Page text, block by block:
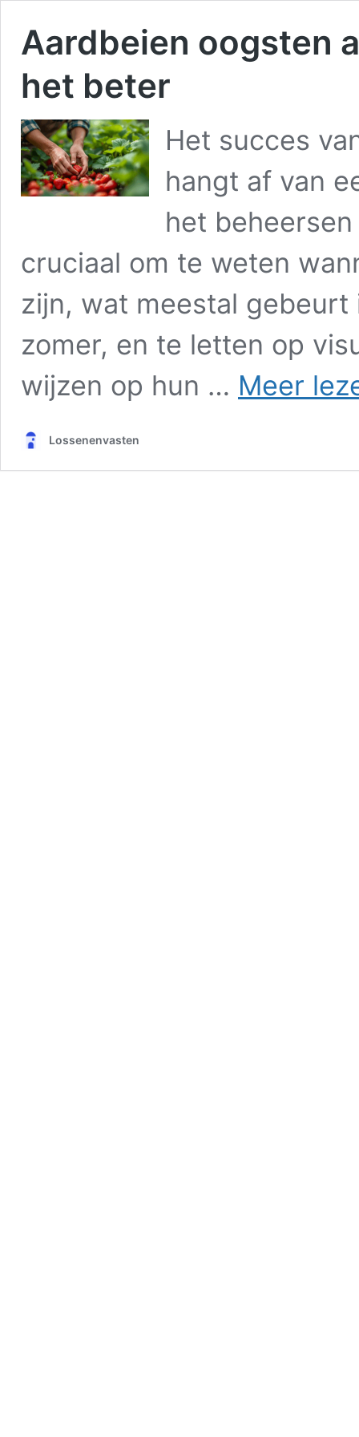
Aardbeien oogsten
het beter
Het succes
hangt af van
het
cruciaal om te weten
zijn, wat meestal
zomer, en te letten op
wijzen op hun … Meer
Lossenenvasten